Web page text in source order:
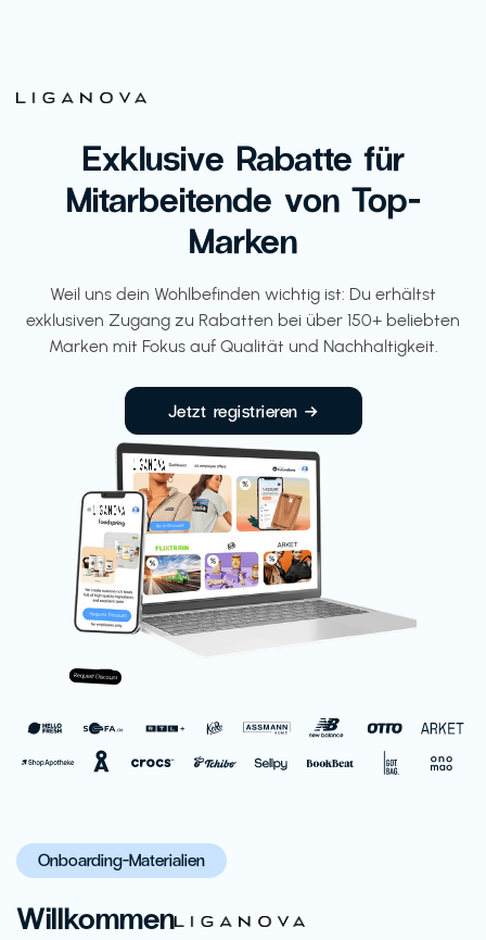
Exklusive Rabatte für
Mitarbeitende von Top-
Marken
Weil uns dein Wohlbefinden wichtig ist: Du erhältst
exklusiven Zugang zu Rabatten bei über 150+ beliebten
Marken mit Fokus auf Qualität und Nachhaltigkeit.
Jetzt registrieren →
Onboarding-Materialien
Willkommen